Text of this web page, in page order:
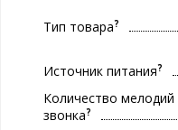
Тип товара?
Источник питания?
Количество мелодий
звонка?